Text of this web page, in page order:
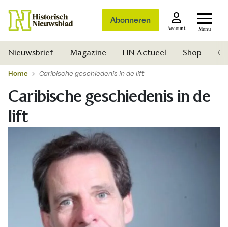
Abonneren
Account Menu
Nieuwsbrief Magazine HN Actueel Shop
Home Caribische geschiedenis in de lift
Caribische geschiedenis in de
lift